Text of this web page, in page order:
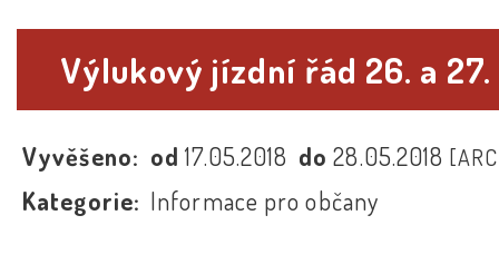
Výlukový jízdní řád 26. a
Vyvěšeno: od17.05.2018 do28.05.2018
Kategorie: Informace pro občany